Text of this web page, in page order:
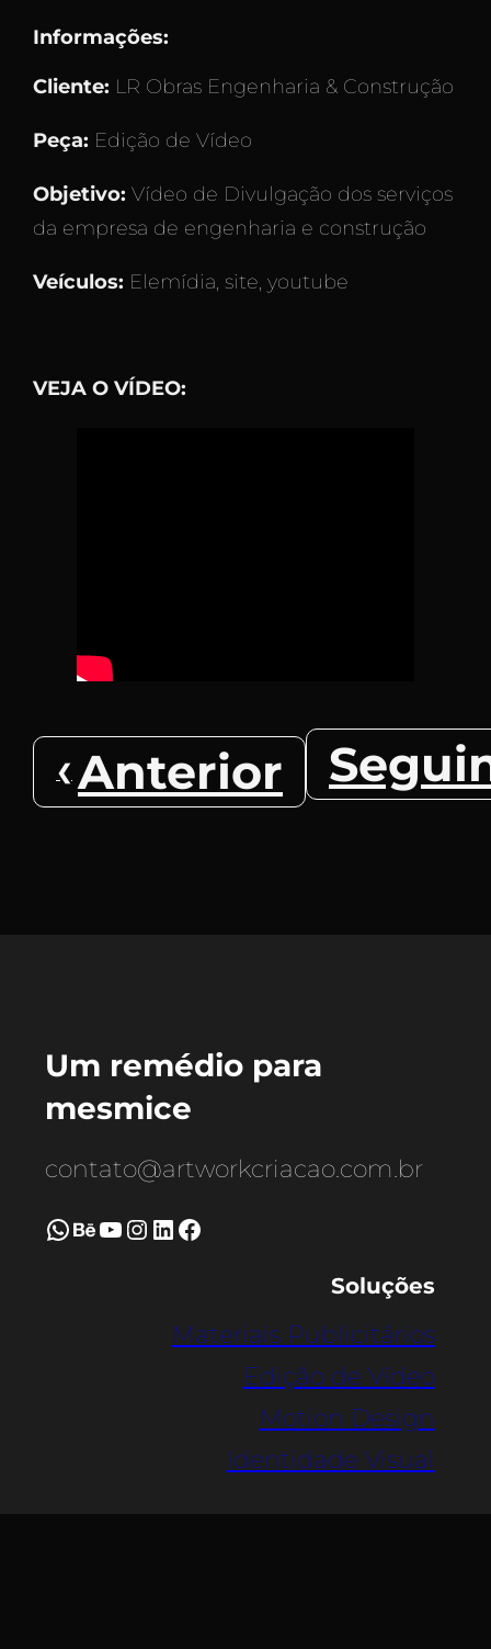
Informações:
Cliente: LR Obras Engenharia & Construção
Peça: Edição de Vídeo
Objetivo: Vídeo de Divulgação dos serviços
da empresa de engenharia e construção
Veículos: Elemídia, site, youtube
VEJA O VÍDEO:
Anterior
Um remédio para
mesmice
contato@artworkcriacao.com.br
WhatsApp Behance Youtube Instagram LinkedIn Facebook
Soluções
Materiais Publicitários
Edição de Vídeo
Motion Design
Identidade Visual